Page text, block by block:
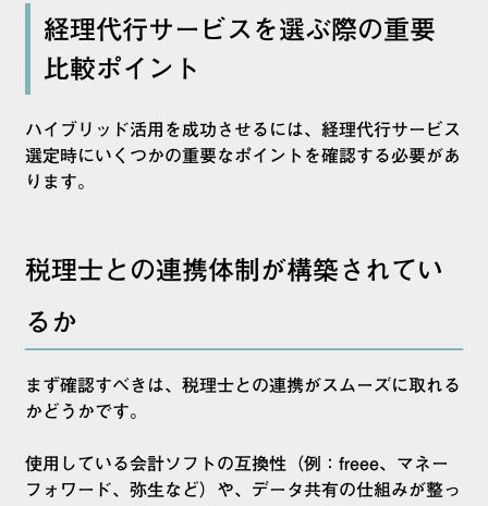
経理代行サービスを選ぶ際の重要
比較ポイント
ハイブリッド活用を成功させるには、経理代行サービス
選定時にいくつかの重要なポイントを確認する必要があ
ります。
税理士との連携体制が構築されてい
るか
まず確認すべきは、税理士との連携がスムーズに取れる
かどうかです。
使用している会計ソフトの互換性（例：freee、マネー
フォワード、弥生など）や、データ共有の仕組みが整っ